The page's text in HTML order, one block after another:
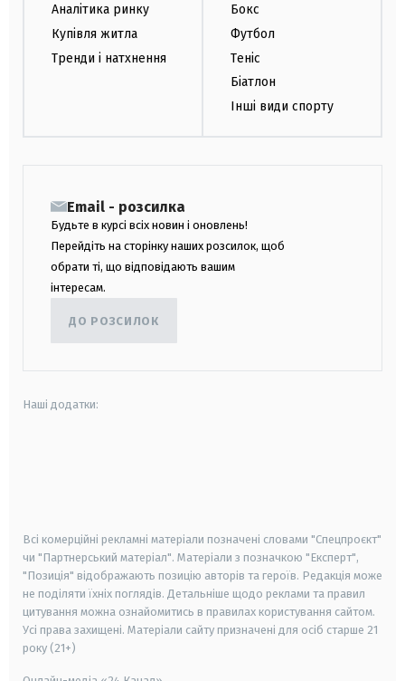
Аналітика ринку
Купівля житла
Тренди і натхнення
Бокс
Футбол
Теніс
Біатлон
Інші види спорту
Email - розсилка
Будьте в курсі всіх новин і оновлень!
Перейдіть на сторінку наших розсилок, щоб
обрати ті, що відповідають вашим
інтересам.
ДО РОЗСИЛОК
Наші додатки:
Всі комерційні рекламні матеріали позначені словами "Спецпроєкт"
чи "Партнерський матеріал". Матеріали з позначкою "Експерт",
"Позиція" відображають позицію авторів та героїв. Редакція може
не поділяти їхніх поглядів. Детальніше щодо реклами та правил
цитування можна ознайомитись в правилах користування сайтом.
Усі права захищені. Матеріали сайту призначені для осіб старше 21
року (21+)